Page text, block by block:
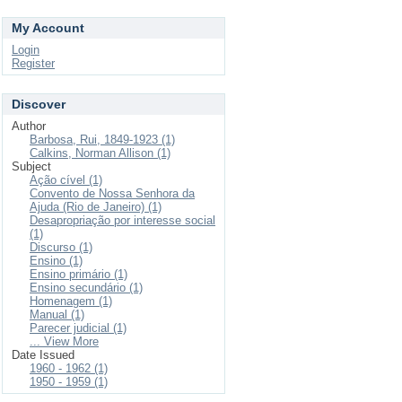
My Account
Login
Register
Discover
Author
Barbosa, Rui, 1849-1923 (1)
Calkins, Norman Allison (1)
Subject
Ação cível (1)
Convento de Nossa Senhora da
Ajuda (Rio de Janeiro) (1)
Desapropriação por interesse social
(1)
Discurso (1)
Ensino (1)
Ensino primário (1)
Ensino secundário (1)
Homenagem (1)
Manual (1)
Parecer judicial (1)
... View More
Date Issued
1960 - 1962 (1)
1950 - 1959 (1)